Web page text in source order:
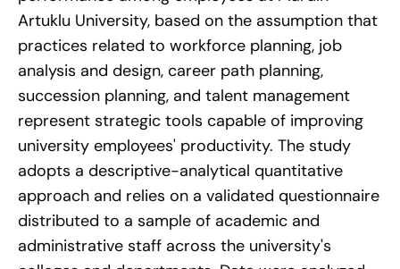
Artuklu University, based on the assumption that
practices related to workforce planning, job
analysis and design, career path planning,
succession planning, and talent management
represent strategic tools capable of improving
university employees' productivity. The study
adopts a descriptive-analytical quantitative
approach and relies on a validated questionnaire
distributed to a sample of academic and
administrative staff across the university's